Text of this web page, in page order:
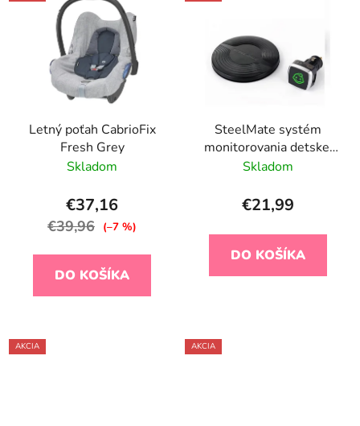
Letný poťah CabrioFix
Fresh Grey
Skladom
€37,16
€39,96 (–7 %)
DO KOŠÍKA
SteelMate systém
monitorovania detskej
autosedačky BSA-1
Skladom
€21,99
DO KOŠÍKA
AKCIA AKCIA